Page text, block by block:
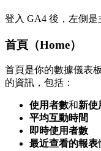
登入 GA4 後，左側是
首頁（Home）
首頁是你的數據儀表
的資訊，包括：
使用者數和新使
平均互動時間
即時使用者數
最近查看的報表